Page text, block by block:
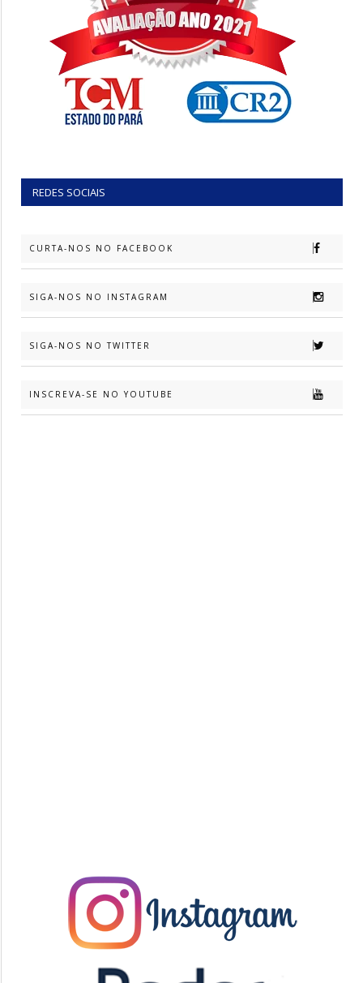
REDES SOCIAIS
CURTA-NOS NO FACEBOOK
SIGA-NOS NO INSTAGRAM
SIGA-NOS NO TWITTER
INSCREVA-SE NO YOUTUBE